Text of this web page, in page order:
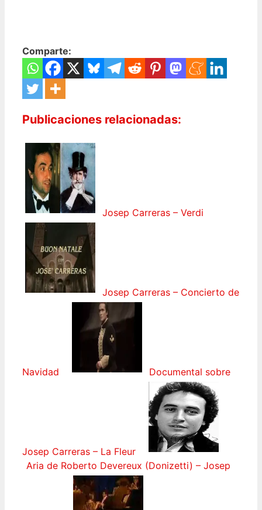
Comparte:
Publicaciones relacionadas:
Josep Carreras – Verdi
Josep Carreras – Concierto de
Navidad Documental sobre
Josep Carreras – La Fleur
Aria de Roberto Devereux (Donizetti) – Josep